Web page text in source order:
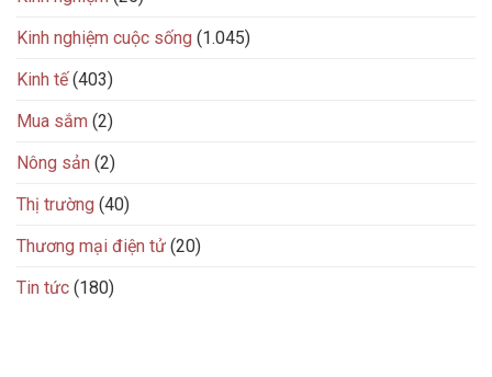
Kinh nghiệm cuộc sống (1.045)
Kinh tế(403)
Mua sắm (2)
Nông sản (2)
Thị trường (40)
Thương mại điện tử (20)
Tin tức (180)